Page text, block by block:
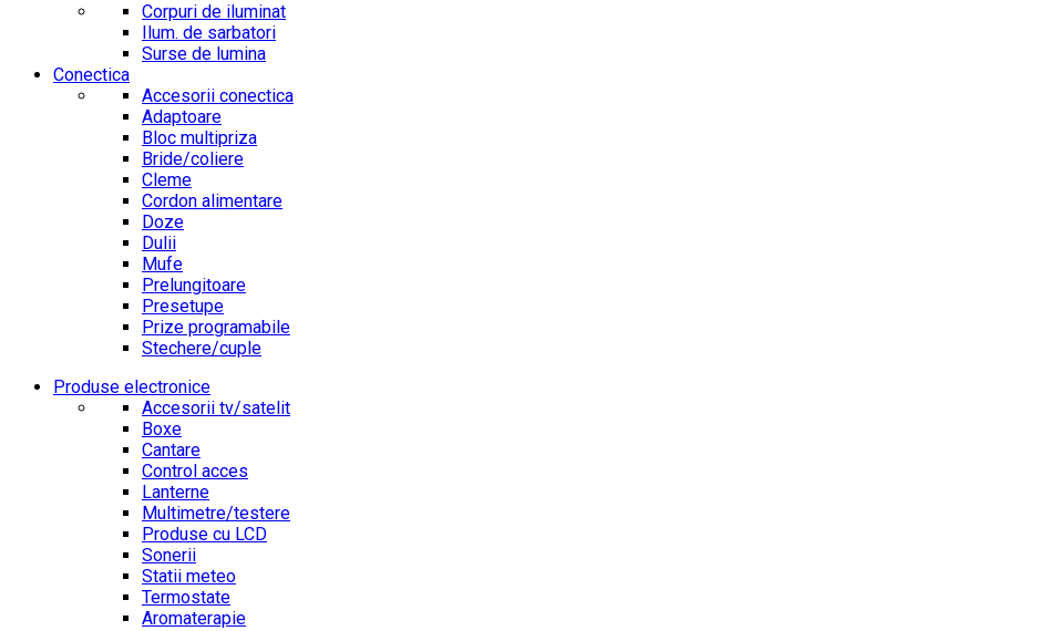
Corpuri de iluminat
Ilum. de sarbatori
Surse de lumina
Conectica
Accesorii conectica
Adaptoare
Bloc multipriza
Bride/coliere
Cleme
Cordon alimentare
Doze
Dulii
Mufe
Prelungitoare
Presetupe
Prize programabile
Stechere/cuple
Produse electronice
Accesorii tv/satelit
Boxe
Cantare
Control acces
Lanterne
Multimetre/testere
Produse cu LCD
Sonerii
Statii meteo
Termostate
Aromaterapie